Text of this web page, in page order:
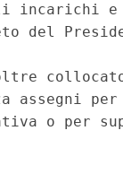
incarichi
del
assegni